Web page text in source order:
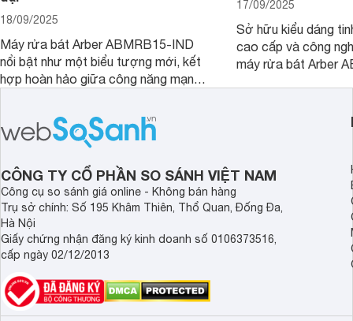
18/09/2025
Máy rửa bát Arber ABMRB15-IND
nổi bật như một biểu tượng mới, kết
hợp hoàn hảo giữa công năng mạnh
thủ đắc lực giúp giải phóng đôi tay,
mang lại sự thoải mái và sang trọng
trong từng khoảnh khắc quây quần.
17/09/2025
Sở hữu kiểu dáng
cao cấp và công
máy rửa bát Arber
luôn sạch bóng,
CÔNG TY CỔ PHẦN SO SÁNH VIỆT NAM
Công cụ so sánh giá online - Không bán hàng
Trụ sở chính: Số 195 Khâm Thiên, Thổ Quan, Đống Đa,
Hà Nội
Giấy chứng nhận đăng ký kinh doanh số 0106373516,
cấp ngày 02/12/2013